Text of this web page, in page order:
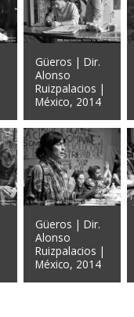
Güeros | Dir.
Alonso
Ruizpalacios |
México, 2014
Güeros | Dir.
Alonso
Ruizpalacios |
México, 2014